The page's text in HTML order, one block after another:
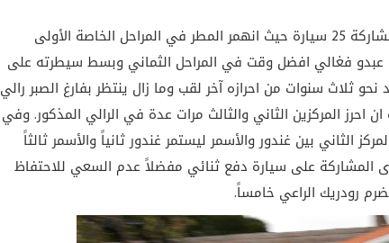
وانطلق السباق صباح الأحد من كازينو لبنان بمشاركة 25 سيارة حيث انهمر المطر في المراحل الخاصة الأولى
فغالي افضل وقت في المراحل الثماني وبسط سيطرته على
ثلاث سنوات من احرازه آخر لقب وما زال ينتظر بفارغ الصبر رالي
احرز المركزين الثاني والثالث مرات عدة في الرالي المذكور. وفي
الثاني بين غندور والأسمر ليستمر غندور ثانياً والأسمر ثالثاً
المشاركة على سيارة دفع ثنائي مفضلاً عدم السعي للاحتفاظ
رودريك الراعي خامساً.